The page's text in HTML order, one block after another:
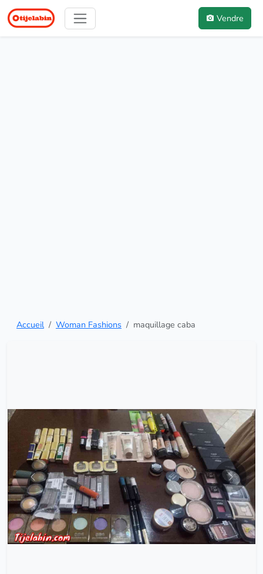
Vendre
Accueil Woman Fashions maquillage caba